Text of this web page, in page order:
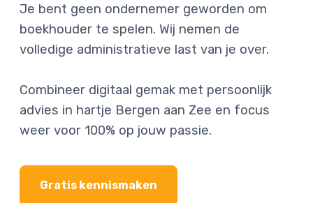
Je bent geen ondernemer geworden om
boekhouder te spelen. Wij nemen de
volledige administratieve last van je over.
Combineer digitaal gemak met persoonlijk
advies in hartje Bergen aan Zee en focus
weer voor 100% op jouw passie.
Gratis kennismaken